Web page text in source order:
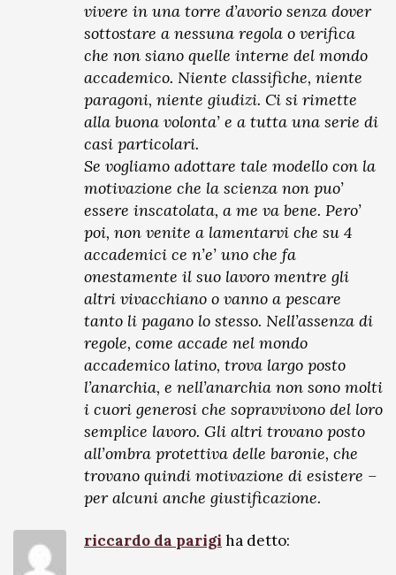
vivere in una torre d’avorio senza dover
sottostare a nessuna regola o verifica
che non siano quelle interne del mondo
accademico. Niente classifiche, niente
paragoni, niente giudizi. Ci si rimette
alla buona volonta’ e a tutta una serie di
casi particolari.
Se vogliamo adottare tale modello con la
motivazione che la scienza non puo’
essere inscatolata, a me va bene. Pero’
poi, non venite a lamentarvi che su 4
accademici ce n’e’ uno che fa
onestamente il suo lavoro mentre gli
altri vivacchiano o vanno a pescare
tanto li pagano lo stesso. Nell’assenza di
regole, come accade nel mondo
accademico latino, trova largo posto
l’anarchia, e nell’anarchia non sono molti
i cuori generosi che sopravvivono del loro
semplice lavoro. Gli altri trovano posto
all’ombra protettiva delle baronie, che
trovano quindi motivazione di esistere –
per alcuni anche giustificazione.
riccardo da parigi ha detto: